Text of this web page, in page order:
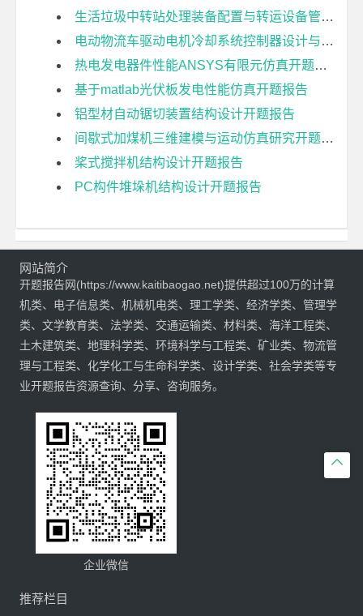
生活垃圾中转站处理装备配置与转运设备管理研究开题报告
电动物流车驱动电机冷却系统控制器设计与开发开题报告
热电发电器件性能ANSYS有限元仿真开题报告
基于matlab光伏板发电性能仿真开题报告
铝型材自动锯切装置结构设计开题报告
间歇式加煤机三维建模与运动仿真研究开题报告
桨式搅拌机结构设计开题报告
PC构件堆垛机结构设计开题报告

网站简介
开题报告网(https://www.kaitibaogao.net)提供超过100万的计算
机类、电子信息类、机械机电类、理工学类、经济学类、管理学
类、文学教育类、法学类、交通运输类、材料类、海洋工程类、
土木建筑类、地理科学类、环境科学与工程类、矿业类、物流管
理与工程类、化学化工与生命科学类、设计学类、社会学类等专
业开题报告资源查询、分享、咨询服务。
企业微信
推荐栏目